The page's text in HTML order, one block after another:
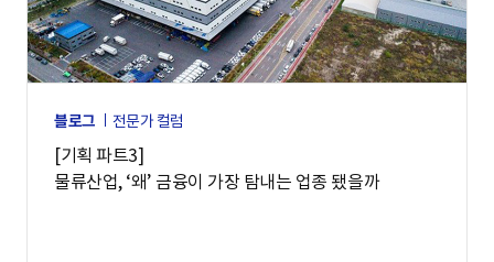
블로그 전문가 컬럼
[기획 파트3]
물류산업, ‘왜’ 금융이 가장 탐내는 업종 됐을까